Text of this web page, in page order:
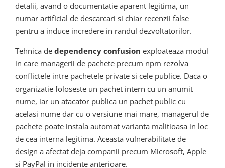
detalii, avand o documentatie aparent legitima, un
numar artificial de descarcari si chiar recenzii false
pentru a induce incredere in randul dezvoltatorilor.
Tehnica de dependency confusion exploateaza modul
in care managerii de pachete precum npm rezolva
conflictele intre pachetele private si cele publice. Daca o
organizatie foloseste un pachet intern cu un anumit
nume, iar un atacator publica un pachet public cu
acelasi nume dar cu o versiune mai mare, managerul de
pachete poate instala automat varianta malitioasa in loc
de cea interna legitima. Aceasta vulnerabilitate de
design a afectat deja companii precum Microsoft, Apple
si PayPal in incidente anterioare.